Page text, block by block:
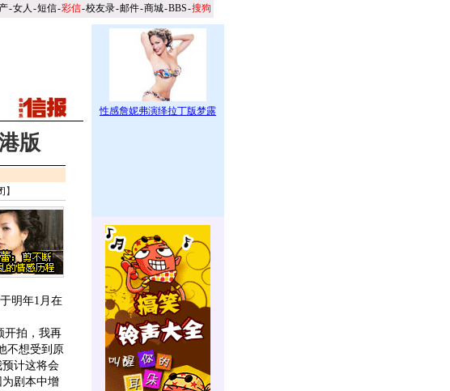
-女人 -短信-彩信-校友录-邮件-商城-BBS-搜狗
版
】
明年1月在
开拍，我再
不想受到原
计这将会
剧本中增